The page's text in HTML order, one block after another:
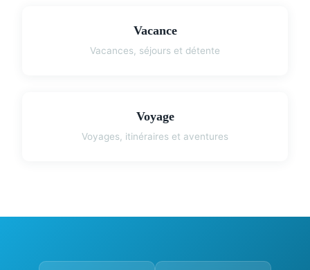
Vacance
Vacances, séjours et détente
Voyage
Voyages, itinéraires et aventures